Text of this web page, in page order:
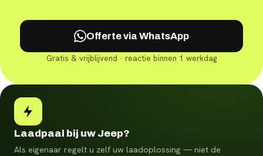
Offerte via WhatsApp
Gratis & vrijblijvend · reactie binnen 1 werkdag
Laadpaal bij uw Jeep?
Als eigenaar regelt u zelf uw laadoplossing — niet de